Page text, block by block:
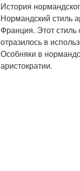
История
Нормандский стиль
Франция. Этот
отразилось в
Особняки в
аристократии.